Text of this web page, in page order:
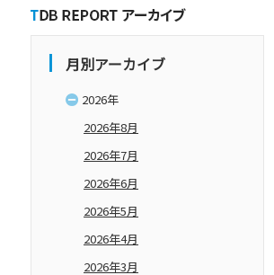
月別アーカイブ
2026年
2026年8月
2026年7月
2026年6月
2026年5月
2026年4月
2026年3月